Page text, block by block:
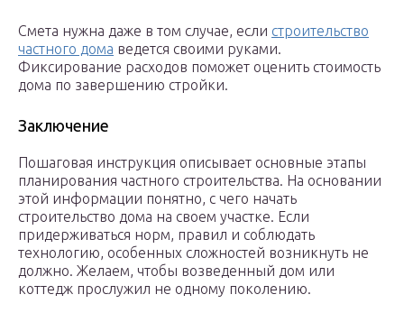
Смета нужна даже в том случае, если строительство
частного дома ведется своими руками.
Фиксирование расходов поможет оценить стоимость
дома по завершению стройки.
Заключение
Пошаговая инструкция описывает основные этапы
планирования частного строительства. На основании
этой информации понятно, с чего начать
строительство дома на своем участке. Если
придерживаться норм, правил и соблюдать
технологию, особенных сложностей возникнуть не
должно. Желаем, чтобы возведенный дом или
коттедж прослужил не одному поколению.